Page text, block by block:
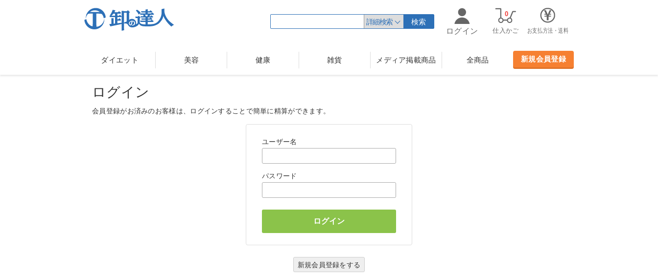
詳細検索
検索
ログイン
仕入かご
0
お支払方法・送料
ダイエット 美容 健康 雑貨 メディア掲載商品 全商品 新規会員登録
ログイン
会員登録がお済みのお客様は、ログインすることで簡単に精算ができます。
ユーザー名
パスワード
新規会員登録をする